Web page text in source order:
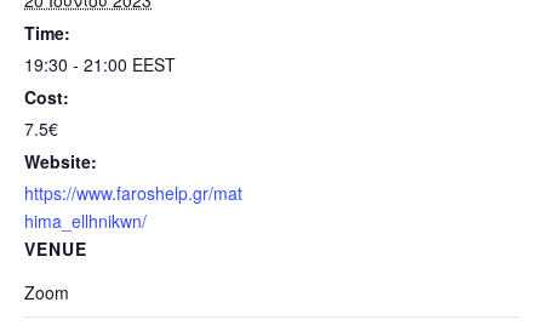
Time:
19:30 - 21:00 EEST
Cost:
7.5€
Website:
https://www.faroshelp.gr/mat
hima_ellhnikwn/
VENUE
Zoom